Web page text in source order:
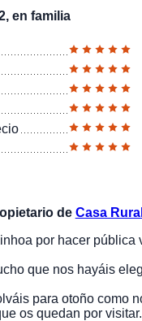
en familia
de Casa
por hacer
que nos hayáis
para otoño como
os quedan por visitar.